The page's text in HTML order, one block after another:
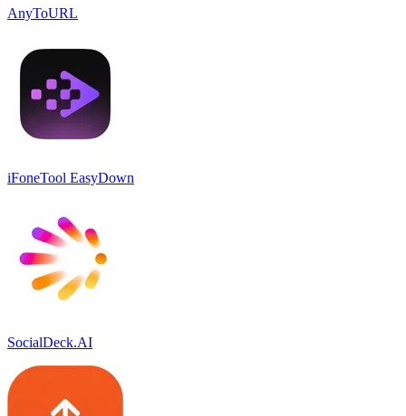
AnyToURL
iFoneTool EasyDown
SocialDeck.AI